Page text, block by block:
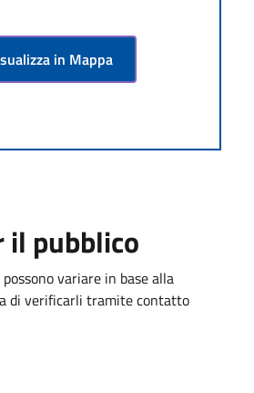
in Mappa
il pubblico
variare in base alla
di verificarli tramite contatto